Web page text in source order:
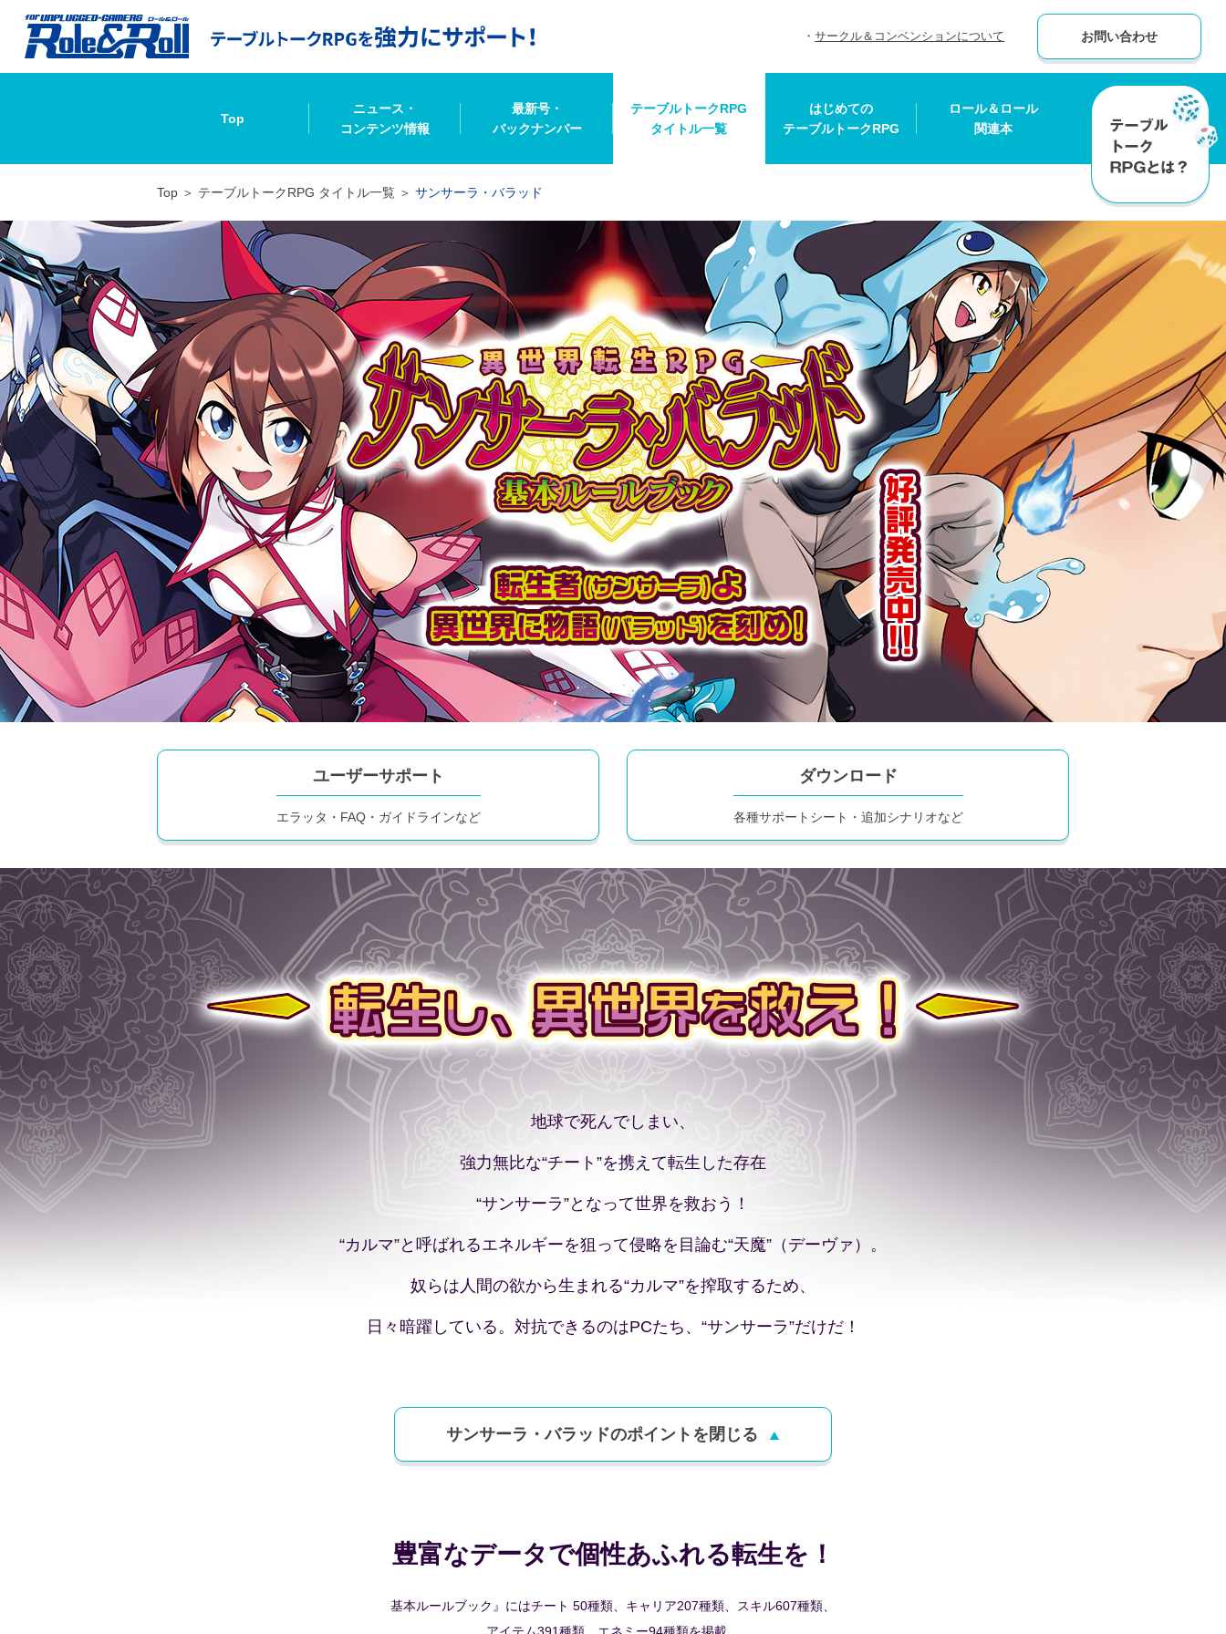
サークル＆コンベンションについて お問い合わせ
Top
ニュース・
コンテンツ情報
最新号・
バックナンバー
テーブルトークRPG
タイトル一覧
はじめての
テーブルトークRPG
ロール＆ロール
関連本
Top テーブルトークRPG タイトル一覧 サンサーラ・バラッド
ユーザーサポート
エラッタ・FAQ・ ガイドラインなど
ダウンロード
各種サポート シート・ 追加シナリオなど
地球で死んでしまい、
強力無比な“チート”を携えて転生した存在
“サンサーラ”となって世界を救おう！
“カルマ”と呼ばれるエネルギーを狙って侵略を目論む“天魔”（デーヴァ）。
奴らは人間の欲から生まれる“カルマ”を搾取するため、
日々暗躍している。対抗できるのはPCたち、“サンサーラ”だけだ！
サンサーラ・バラッドのポイントを 閉じる
豊富なデータで個性あふれる転生を！
基本ルールブック』にはチート 50種類、キャリア207種類、スキル607種類、